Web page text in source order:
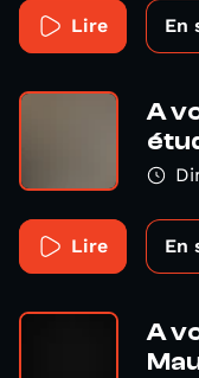
Lire En
A
Lire En
A